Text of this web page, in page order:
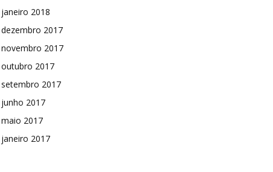
janeiro 2018
dezembro 2017
novembro 2017
outubro 2017
setembro 2017
junho 2017
maio 2017
janeiro 2017